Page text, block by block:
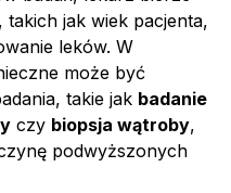
jak wiek pacjenta,
leków. W
może być
takie jak badanie
czy biopsja wątroby,
podwyższonych